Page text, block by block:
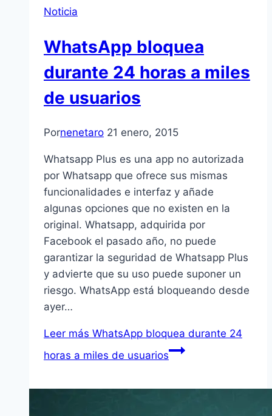
Noticia
WhatsApp bloquea
durante 24 horas a miles
de usuarios
Pornenetaro 21 enero, 2015
Whatsapp Plus es una app no autorizada
por Whatsapp que ofrece sus mismas
funcionalidades e interfaz y añade
algunas opciones que no existen en la
original. Whatsapp, adquirida por
Facebook el pasado año, no puede
garantizar la seguridad de Whatsapp Plus
y advierte que su uso puede suponer un
riesgo. WhatsApp está bloqueando desde
ayer…
Leer más WhatsApp bloquea durante 24
horas a miles de usuarios